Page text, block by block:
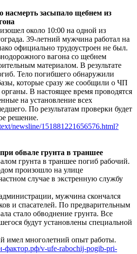
насмерть засыпало щебнем из
около 10:00 на одной из
39-летний мужчина работал на
официально трудоустроен не был.
вагона со щебнем
материалом. В результате
Тело погибшего обнаружили
которые сразу же сообщили о ЧП
В настоящее время проводятся
на установление всех
По результатам проверки будет
решение.
newsline/151881221656576.html?
обвале грунта в траншее
грунта в траншее погиб рабочий.
произошло на улице
случае в экстренную службу
мужчина скончался
и спасателей. По предварительным
стало обводнение грунта. Все
будут установлены специальной
имел многолетний опыт работы.
фактор.рф/v-ufe-rabochij-pogib-pri-